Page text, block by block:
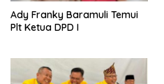
Ady Franky Baramuli Temui
Plt Ketua DPD I